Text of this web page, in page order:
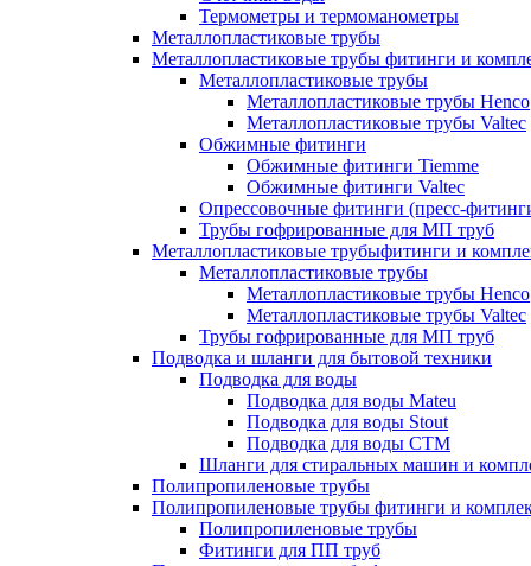
Термометры и термоманометры
Металлопластиковые трубы
Металлопластиковые трубы фитинги и
Металлопластиковые трубы
Металлопластиковые трубы Henco
Металлопластиковые трубы Valtec
Обжимные фитинги
Обжимные фитинги Tiemme
Обжимные фитинги Valtec
Опрессовочные фитинги (пресс-
Трубы гофрированные для МП труб
Металлопластиковые трубыфитинги и
Металлопластиковые трубы
Металлопластиковые трубы Henco
Металлопластиковые трубы Valtec
Трубы гофрированные для МП труб
Подводка и шланги для бытовой техники
Подводка для воды
Подводка для воды Mateu
Подводка для воды Stout
Подводка для воды СТМ
Шланги для стиральных машин и
Полипропиленовые трубы
Полипропиленовые трубы фитинги и
Полипропиленовые трубы
Фитинги для ПП труб